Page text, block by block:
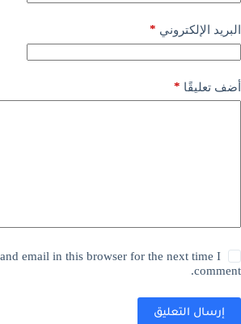
البريد الإلكتروني *
أضف تعليقًا *
email in this browser for the next time I
comment.
إرسال التعليق